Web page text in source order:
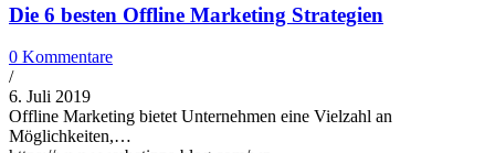
Die 6 besten Offline Marketing Strategien
0 Kommentare
/
6. Juli 2019
Offline Marketing bietet Unternehmen eine Vielzahl an
Möglichkeiten,…